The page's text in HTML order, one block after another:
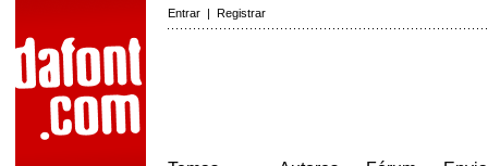
Entrar | Registrar